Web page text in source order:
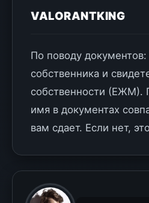
VALORANTKING
По поводу документов:
собственника и
собственности (ЕЖМ).
имя в документах
вам сдает. Если нет,